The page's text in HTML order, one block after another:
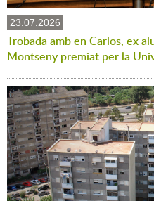
23.07.2026
Trobada amb en Carlos, ex
Montseny premiat per la